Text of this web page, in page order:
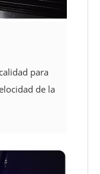
para
de la